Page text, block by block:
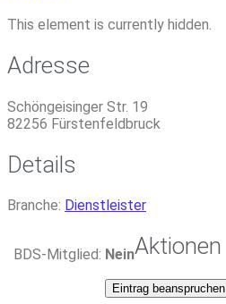
This element is currently hidden.
Adresse
Schöngeisinger Str. 19
82256 Fürstenfeldbruck
Details
Branche: Dienstleister
BDS-Mitglied: NeinAktionen
Eintrag beanspruchen